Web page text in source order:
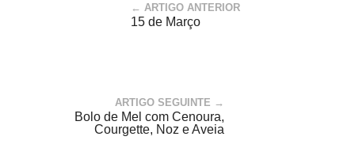
← ARTIGO ANTERIOR
15 de Março
ARTIGO SEGUINTE →
Bolo de Mel com Cenoura,
Courgette, Noz e Aveia